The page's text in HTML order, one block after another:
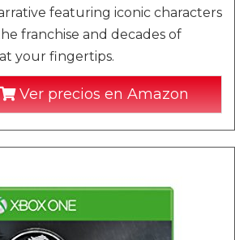
featuring iconic characters
franchise and decades of
your fingertips.
Ver precios en Amazon